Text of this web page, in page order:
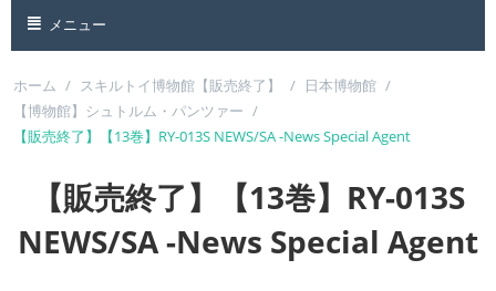
メニュー
ホーム / スキルトイ博物館【販売終了】 / 日本博物館 /
【博物館】シュトルム・パンツァー /
【販売終了】【13巻】RY-013S NEWS/SA -News Special Agent
【販売終了】【13巻】RY-013S
NEWS/SA -News Special Agent